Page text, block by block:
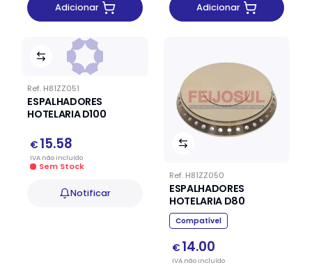
Adicionar Adicionar
Ref. H81ZZ051
ESPALHADORES
HOTELARIA D100
€ 15.58
IVA nãoincluído
Sem Stock
Notificar
Ref. H81ZZ050
ESPALHADORES
HOTELARIA D80
Compatível
€ 14.00
IVA nãoincluído